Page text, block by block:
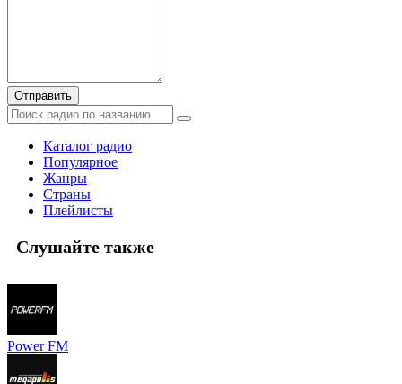
Отправить
Каталог радио
Популярное
Жанры
Страны
Плейлисты
Слушайте также
Power FM